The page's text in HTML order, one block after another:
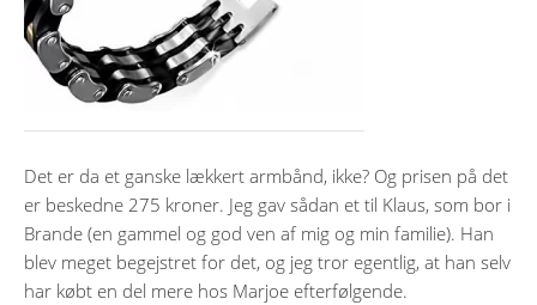
Det er da et ganske lækkert armbånd, ikke? Og prisen på det
er beskedne 275 kroner. Jeg gav sådan et til Klaus, som bor i
Brande (en gammel og god ven af mig og min familie). Han
blev meget begejstret for det, og jeg tror egentlig, at han selv
har købt en del mere hos Marjoe efterfølgende.